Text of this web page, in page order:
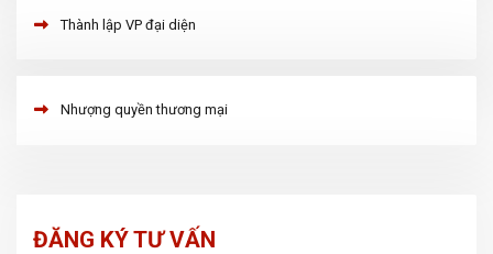
Thành lập VP đại diện
Nhượng quyền thương mại
ĐĂNG KÝ TƯ VẤN